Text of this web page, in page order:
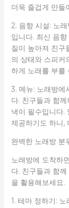
더욱 즐겁게 만들
2. 음향 시설: 노
입니다. 최신 음
질이 높아져 친구
의 상태와 스피커
하게 노래를 부를
3. 메뉴: 노래방에
다. 친구들과 함
낵이 필수입니다.
제공하기도 하니,
완벽한 노래방 분
노래방에 도착하
다. 친구들과 함
을 활용해보세요.
1. 테마 정하기: